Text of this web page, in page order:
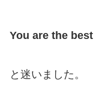
You are the best
と迷いました。